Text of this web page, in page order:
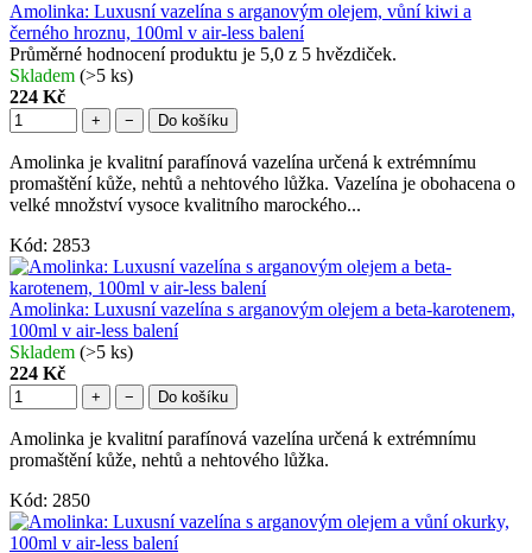
Amolinka: Luxusní vazelína s arganovým olejem, vůní kiwi a
černého hroznu, 100ml v air-less balení
Průměrné hodnocení produktu je 5,0 z 5 hvězdiček.
Skladem (>5 ks)
224 Kč
+ − Do košíku
Amolinka je kvalitní parafínová vazelína určená k extrémnímu
promaštění kůže, nehtů a nehtového lůžka. Vazelína je obohacena o
velké množství vysoce kvalitního marockého...
Kód: 2853
Amolinka: Luxusní vazelína s arganovým olejem a beta-karotenem,
100ml v air-less balení
Skladem (>5 ks)
224 Kč
+ − Do košíku
Amolinka je kvalitní parafínová vazelína určená k extrémnímu
promaštění kůže, nehtů a nehtového lůžka.
Kód: 2850